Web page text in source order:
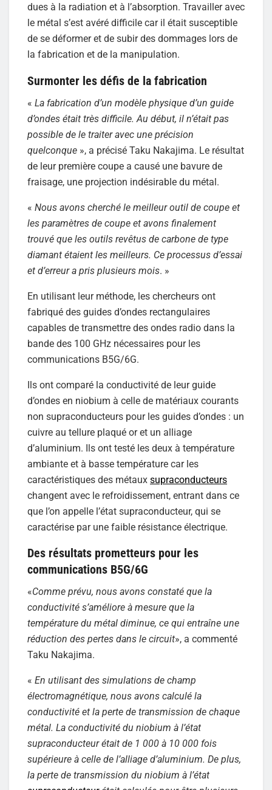
dues à la radiation et à l’absorption. Travailler avec
le métal s’est avéré difficile car il était susceptible
de se déformer et de subir des dommages lors de
la fabrication et de la manipulation.
Surmonter les défis de la fabrication
« La fabrication d’un modèle physique d’un guide
d’ondes était très difficile. Au début, il n’était pas
possible de le traiter avec une précision
quelconque », a précisé Taku Nakajima. Le résultat
de leur première coupe a causé une bavure de
fraisage, une projection indésirable du métal.
« Nous avons cherché le meilleur outil de coupe et
les paramètres de coupe et avons finalement
trouvé que les outils revêtus de carbone de type
diamant étaient les meilleurs. Ce processus d’essai
et d’erreur a pris plusieurs mois. »
En utilisant leur méthode, les chercheurs ont
fabriqué des guides d’ondes rectangulaires
capables de transmettre des ondes radio dans la
bande des 100 GHz nécessaires pour les
communications B5G/6G.
Ils ont comparé la conductivité de leur guide
d’ondes en niobium à celle de matériaux courants
non supraconducteurs pour les guides d’ondes : un
cuivre au tellure plaqué or et un alliage
d’aluminium. Ils ont testé les deux à température
ambiante et à basse température car les
caractéristiques des métaux supraconducteurs
changent avec le refroidissement, entrant dans ce
que l’on appelle l’état supraconducteur, qui se
caractérise par une faible résistance électrique.
Des résultats prometteurs pour les
communications B5G/6G
«Comme prévu, nous avons constaté que la
conductivité s’améliore à mesure que la
température du métal diminue, ce qui entraîne une
réduction des pertes dans le circuit», a commenté
Taku Nakajima.
« En utilisant des simulations de champ
électromagnétique, nous avons calculé la
conductivité et la perte de transmission de chaque
métal. La conductivité du niobium à l’état
supraconducteur était de 1 000 à 10 000 fois
supérieure à celle de l’alliage d’aluminium. De plus,
la perte de transmission du niobium à l’état